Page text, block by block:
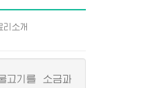
리소개
기를 소금과